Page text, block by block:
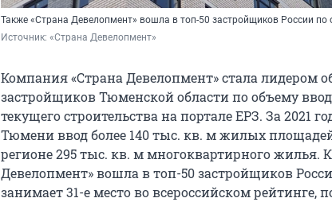
Также «Страна Девелопмент» вошла в топ-50 застройщиков России
Источник: «Страна Девелопмент»
Компания «Страна Девелопмент» стала лидером
застройщиков Тюменской области по объему
текущего строительства на портале ЕРЗ. За 2021
Тюмени ввод более 140 тыс. кв. м жилых
регионе 295 тыс. кв. м многоквартирного жилья.
Девелопмент» вошла в топ-50 застройщиков
занимает 31-е место во всероссийском рейтинге,